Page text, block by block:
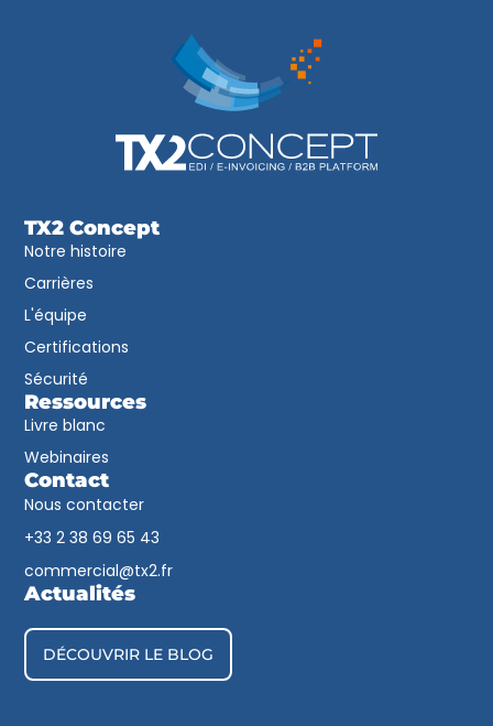
TX2 Concept
Notre histoire
Carrières
L'équipe
Certifications
Sécurité
Ressources
Livre blanc
Webinaires
Contact
Nous contacter
+33 2 38 69 65 43​
commercial@tx2.fr
Actualités
DÉCOUVRIR LE BLOG